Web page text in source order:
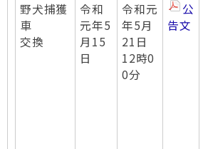
野犬捕獲
車
交換
令和
元年5
月15
日
令和元
年5月
21日
12時0
0分
公
告文